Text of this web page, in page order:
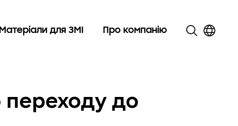
для ЗМІ Про компанію
переходу до